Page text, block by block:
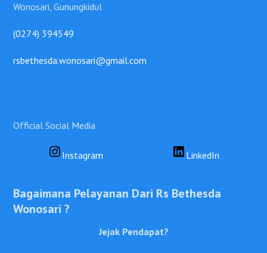
Wonosari, Gunungkidul
(0274) 394549
rsbethesda.wonosari@gmail.com
Official Social Media
Instagram LinkedIn
Bagaimana Pelayanan Dari Rs Bethesda
Wonosari ?
Jejak Pendapat?